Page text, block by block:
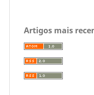
Artigos mais